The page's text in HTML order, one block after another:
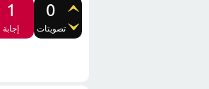
0
تصويتات
1
إجابة